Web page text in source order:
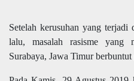
Setelah kerusuhan yang
lalu, masalah rasisme yang
Surabaya, Jawa Timur berbuntut